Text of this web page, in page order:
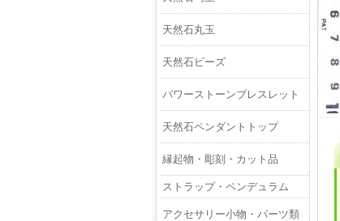
天然石丸玉
天然石ビーズ
パワーストーンブレスレット
天然石ペンダントトップ
縁起物・彫刻・カット品
ストラップ・ペンデュラム
アクセサリー小物・パーツ類